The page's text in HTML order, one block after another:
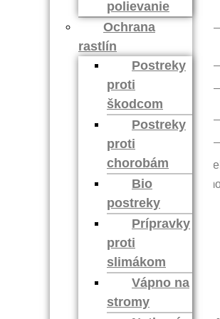
polievanie
Ochrana
rastlín
Postreky
proti
škodcom
Postreky
proti
chorobám
Bio
postreky
Prípravky
proti
slimákom
Vápno na
stromy
Meno*
Uložiť moje meno, e-mail a
stránku v tomto prehliadači pre
budúce komentáre.